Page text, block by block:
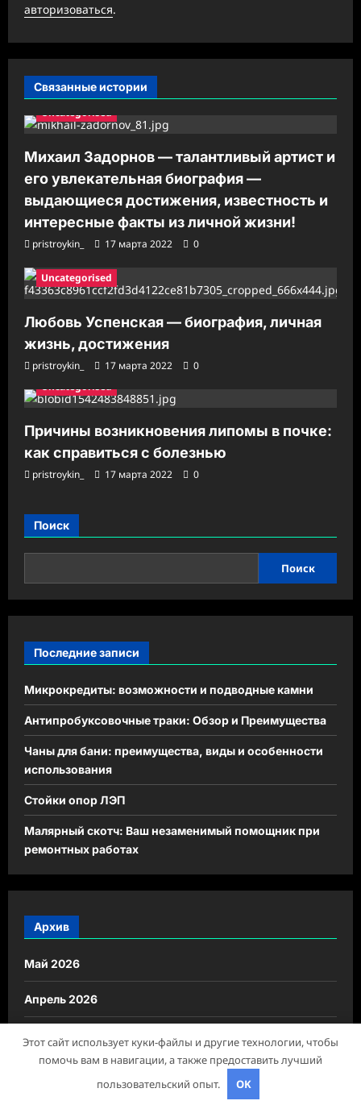
а
и
и
авторизоваться.
Связанные истории
Uncategorised
Михаил Задорнов — талантливый артист и
его увлекательная биография —
выдающиеся достижения, известность и
интересные факты из личной жизни!
pristroykin_ 17 марта 2022 0
Uncategorised
Любовь Успенская — биография, личная
жизнь, достижения
pristroykin_ 17 марта 2022
0
Uncategorised
Причины возникновения липомы в почке:
как справиться с болезнью
pristroykin_ 17 марта 2022 0
Поиск
Поиск
Последние записи
Микрокредиты: возможности и подводные камни
Антипробуксовочные траки: Обзор и Преимущества
Чаны для бани: преимущества, виды и особенности
использования
Стойки опор ЛЭП
Малярный скотч: Ваш незаменимый помощник при
ремонтных работах
Архив
Май 2026
Апрель 2026
Этот сайт использует куки-файлы и другие технологии, чтобы
помочь вам в навигации, а также предоставить лучший
пользовательский опыт.
OK